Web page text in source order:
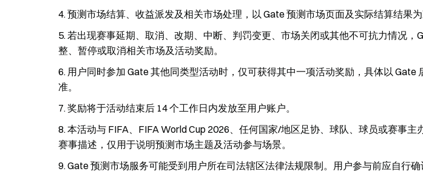
预测市场结算、收益派发及相关市场处理，以 Gate 预测市场页面及实际结算结果为
若出现赛事延期、取消、改期、中断、判罚变更、市场关闭或其他不可抗力情况，
整、暂停或取消相关市场及活动奖励。
用户同时参加 Gate 其他同类型活动时，仅可获得其中一项活动奖励，具体以 Gate
准。
奖励将于活动结束后 14 个工作日内发放至用户账户。
本活动与 FIFA、FIFA World Cup 2026、任何国家/地区足协、球队、球员或赛事主
赛事描述，仅用于说明预测市场主题及活动参与场景。
Gate 预测市场服务可能受到用户所在司法辖区法律法规限制。用户参与前应自行